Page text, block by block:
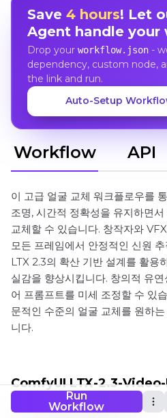
Run
Workflow
Save 4 hours! Let
Agent handle your
Drop your workflow.json-
dependency, custom node,
the link and run.
Auto-Setup
Workflow API
이 고급 얼굴 교체 워크플로우를
조명, 시간적 정확성을 유지하면
교체할 수 있습니다. 창작자와
모든 프레임에서 안정적인 신원
LTX 2.3의 확산 기반 설계를 활용
실감을 향상시킵니다. 창의적 유
어 프롬프트를 미세 조정할 수 있
문적인 수준의 얼굴 교체를 원하
니다.
ComfyUI LTX-2.3-Video-